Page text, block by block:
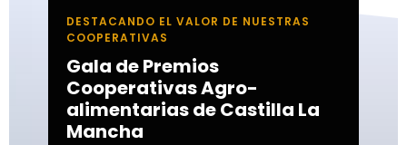
DESTACANDO EL VALOR DE NUESTRAS
COOPERATIVAS
Gala de Premios
Cooperativas Agro-
alimentarias de Castilla La
Mancha